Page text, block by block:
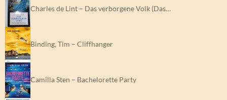
Charles de Lint – Das verborgene Volk (Das…
Binding, Tim – Cliffhanger
Camilla Sten – Bachelorette Party